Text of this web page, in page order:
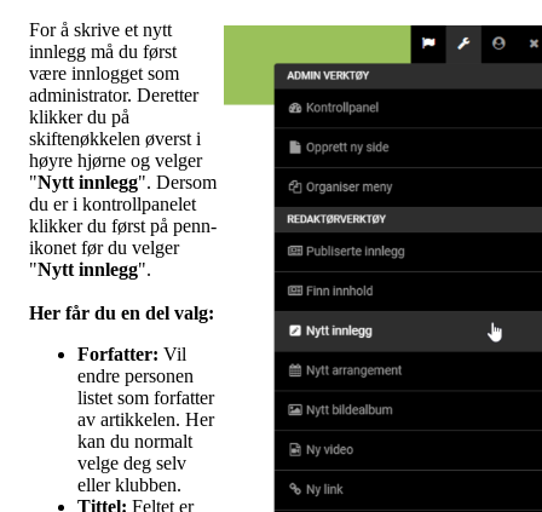
For å skrive et nytt
innlegg må du først
være innlogget som
administrator. Deretter
klikker du på
skiftenøkkelen øverst i
høyre hjørne og velger
"Nytt innlegg". Dersom
du er i kontrollpanelet
klikker du først på penn-
ikonet før du velger
"Nytt innlegg".
Her får du en del valg:
Forfatter: Vil
endre personen
listet som forfatter
av artikkelen. Her
kan du normalt
velge deg selv
eller klubben.
Tittel: Feltet er